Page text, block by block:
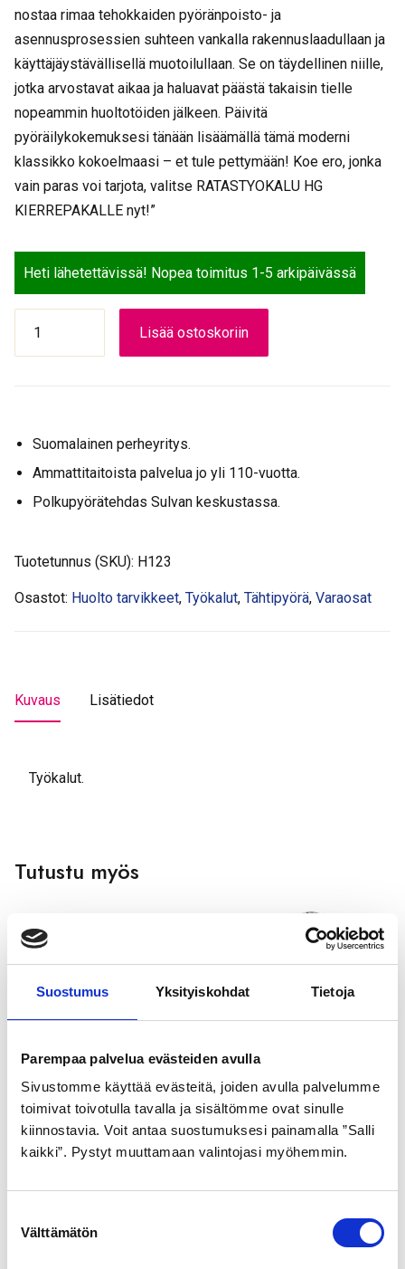
Suostumus Yksityiskohdat Tietoja
Parempaa palvelua evästeiden avulla
Sivustomme käyttää evästeitä, joiden avulla palvelumme
toimivat toivotulla tavalla ja sisältömme ovat sinulle
kiinnostavia. Voit antaa suostumuksesi painamalla ”Salli
kaikki”. Pystyt muuttamaan valintojasi myöhemmin.
Välttämätön
nostaa rimaa tehokkaiden pyöränpoisto- ja
asennusprosessien suhteen vankalla rakennuslaadullaan ja
käyttäjäystävällisellä muotoilullaan. Se on täydellinen niille,
jotka arvostavat aikaa ja haluavat päästä takaisin tielle
nopeammin huoltotöiden jälkeen. Päivitä
pyöräilykokemuksesi tänään lisäämällä tämä moderni
klassikko kokoelmaasi – et tule pettymään! Koe ero, jonka
vain paras voi tarjota, valitse RATASTYOKALU HG
KIERREPAKALLE nyt!”
Heti lähetettävissä! Nopea toimitus 1-5 arkipäivässä
KIERREPAKALLE
Lisää ostoskoriin
Suomalainen perheyritys.
Ammattitaitoista palvelua jo yli 110-vuotta.
Polkupyörätehdas Sulvan keskustassa.
Tuotetunnus (SKU): H123
Osastot: Huolto tarvikkeet, Työkalut, Tähtipyörä, Varaosat
Kuvaus Lisätiedot
Työkalut.
Tutustu myös
SCHWALBE
ULKORENGAS 42-622
MUSTA ROAD CRUISER
heijastimella
GOLDEN BOY
ULKORENGAS 40-622
MUSTA VALKOINEN SR
21,99€